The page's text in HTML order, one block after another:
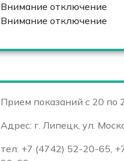
Внимание отключение
Внимание отключение
Прием показаний с 20 по
Адрес: г. Липецк, ул.
тел: +7 (4742) 52-20-65,